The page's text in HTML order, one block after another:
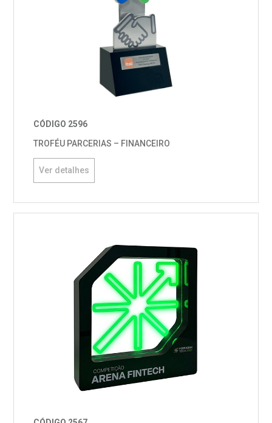
CÓDIGO 2596
TROFÉU PARCERIAS – FINANCEIRO
Ver detalhes